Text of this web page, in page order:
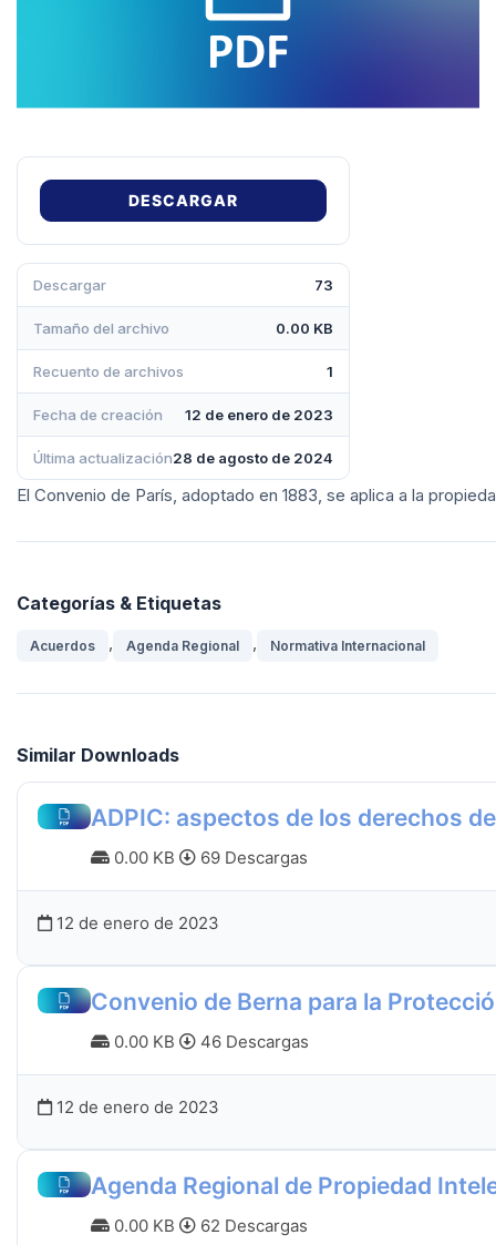
DESCARGAR
Descargar 73
Tamaño del archivo 0.00 KB
Recuento de archivos 1
Fecha de creación 12 de enero de 2023
Última actualización28 de agosto de 2024
El Convenio de París, adoptado en 1883, se aplica a la
Categorías & Etiquetas
Acuerdos , Agenda Regional , Normativa Internacional
Similar Downloads
ADPIC: aspectos de los derechos
0.00 KB 69 Descargas
12 de enero de 2023
Convenio de Berna para la
0.00 KB 46 Descargas
12 de enero de 2023
Agenda Regional de Propiedad
0.00 KB 62 Descargas